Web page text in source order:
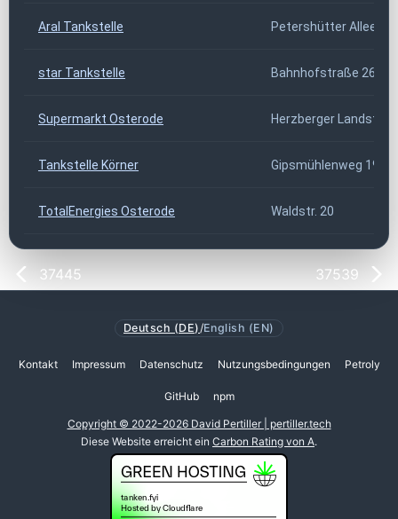
Aral Tankstelle Petershütter Allee 2
star Tankstelle Bahnhofstraße 26
Supermarkt Osterode Herzberger Landstr. 8
Tankstelle Körner Gipsmühlenweg 19
TotalEnergies Osterode Waldstr. 20
37445 37539
Deutsch (DE) /English (EN)
Kontakt Impressum Datenschutz Nutzungsbedingungen Petroly
GitHub npm
Copyright © 2022-2026 David Pertiller | pertiller.tech
Diese Website erreicht ein Carbon Rating von A.